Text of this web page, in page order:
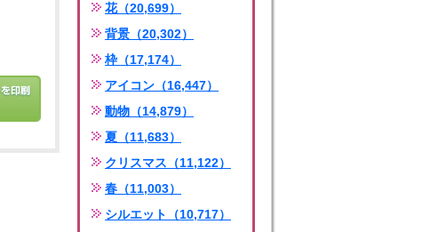
花（20,699）
背景（20,302）
枠（17,174）
アイコン（16,447）
動物（14,879）
夏（11,683）
クリスマス（11,122）
春（11,003）
シルエット（10,717）